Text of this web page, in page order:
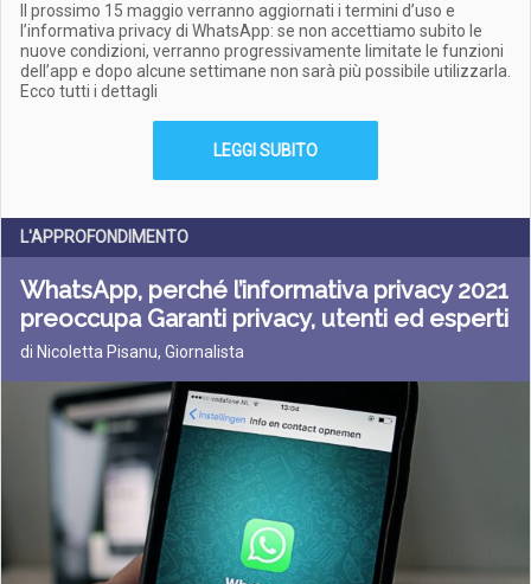
Il prossimo 15 maggio verranno aggiornati i termini d’uso e
l’informativa privacy di WhatsApp: se non accettiamo subito le
nuove condizioni, verranno progressivamente limitate le funzioni
dell’app e dopo alcune settimane non sarà più possibile utilizzarla.
Ecco tutti i dettagli
LEGGI SUBITO
L'APPROFONDIMENTO
WhatsApp, perché l’informativa privacy 2021
preoccupa Garanti privacy, utenti ed esperti
di Nicoletta Pisanu, Giornalista